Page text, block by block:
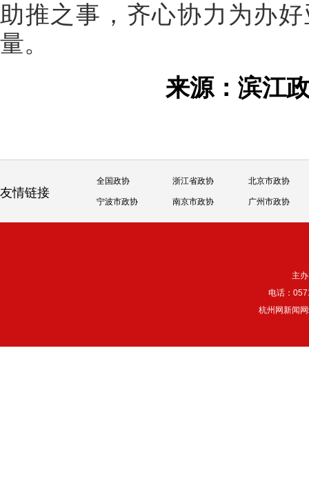
助推之事，齐心协力为办
量。
来源：滨
友情链接
全国政协 浙江省政协 北京市政协
宁波市政协 南京市政协 广州市政协
主
电话：
杭州网新闻